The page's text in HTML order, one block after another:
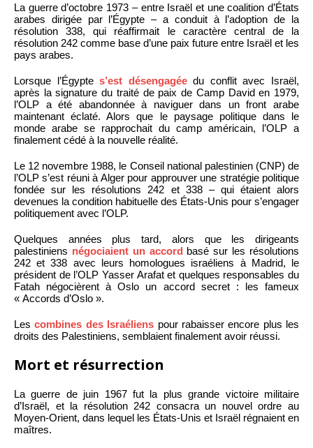
La guerre d’octobre 1973 – entre Israël et une coalition d’États
arabes dirigée par l’Égypte – a conduit à l’adoption de la
résolution 338, qui réaffirmait le caractère central de la
résolution 242 comme base d’une paix future entre Israël et les
pays arabes.
Lorsque l’Égyptes’est désengagéedu conflit avec Israël,
après la signature du traité de paix de Camp David en 1979,
l’OLP a été abandonnée à naviguer dans un front arabe
maintenant éclaté. Alors que le paysage politique dans le
monde arabe se rapprochait du camp américain, l’OLP a
finalement cédé à la nouvelle réalité.
Le 12 novembre 1988, le Conseil national palestinien (CNP) de
l’OLP s’est réuni à Alger pour approuver une stratégie politique
fondée sur les résolutions 242 et 338 – qui étaient alors
devenues la condition habituelle des États-Unis pour s’engager
politiquement avec l’OLP.
Quelques années plus tard, alors que les dirigeants
palestiniens négociaient un accord basé sur les résolutions
242 et 338 avec leurs homologues israéliens à Madrid, le
président de l’OLP Yasser Arafat et quelques responsables du
Fatah négocièrent à Oslo un accord secret : les fameux
« Accords d’Oslo ».
Lescombines des Israéliens pour rabaisser encore plus les
droits des Palestiniens, semblaient finalement avoir réussi.
Mort et résurrection
La guerre de juin 1967 fut la plus grande victoire militaire
d’Israël, et la résolution 242 consacra un nouvel ordre au
Moyen-Orient, dans lequel les États-Unis et Israël régnaient en
maîtres.